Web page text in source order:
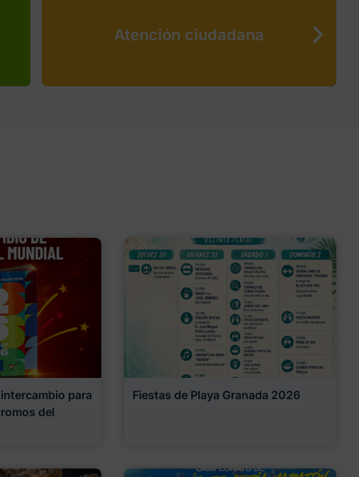
Atención ciudadana
para
del
Fiestas de Playa Granada 2026